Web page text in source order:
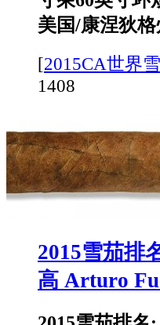
美国/康涅狄
[2015CA世界
1408
2015雪茄排
高 Arturo